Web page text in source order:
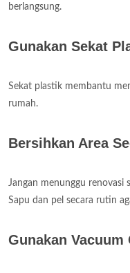
berlangsung.
Gunakan Sekat
Sekat plastik membantu
rumah.
Bersihkan Area
Jangan menunggu renovasi
Sapu dan pel secara rutin
Gunakan Vacuum